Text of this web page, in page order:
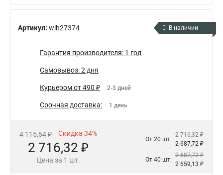
Артикул: wih27374 В наличии
Гарантия производителя: 1 год
Самовывоз: 2 дня
Курьером от 490 ₽ 2-3 дней
Срочная доставка: 1 день
4 115,64 ₽ Скидка 34%
2 716,32 ₽
Цена за 1 шт.
От 20 шт:
2 716,32 ₽
2 687,72 ₽
От 40 шт:
2 687,72 ₽
2 659,13 ₽